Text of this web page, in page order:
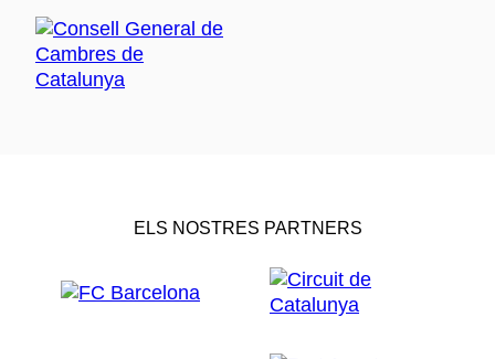
ELS NOSTRES PARTNERS